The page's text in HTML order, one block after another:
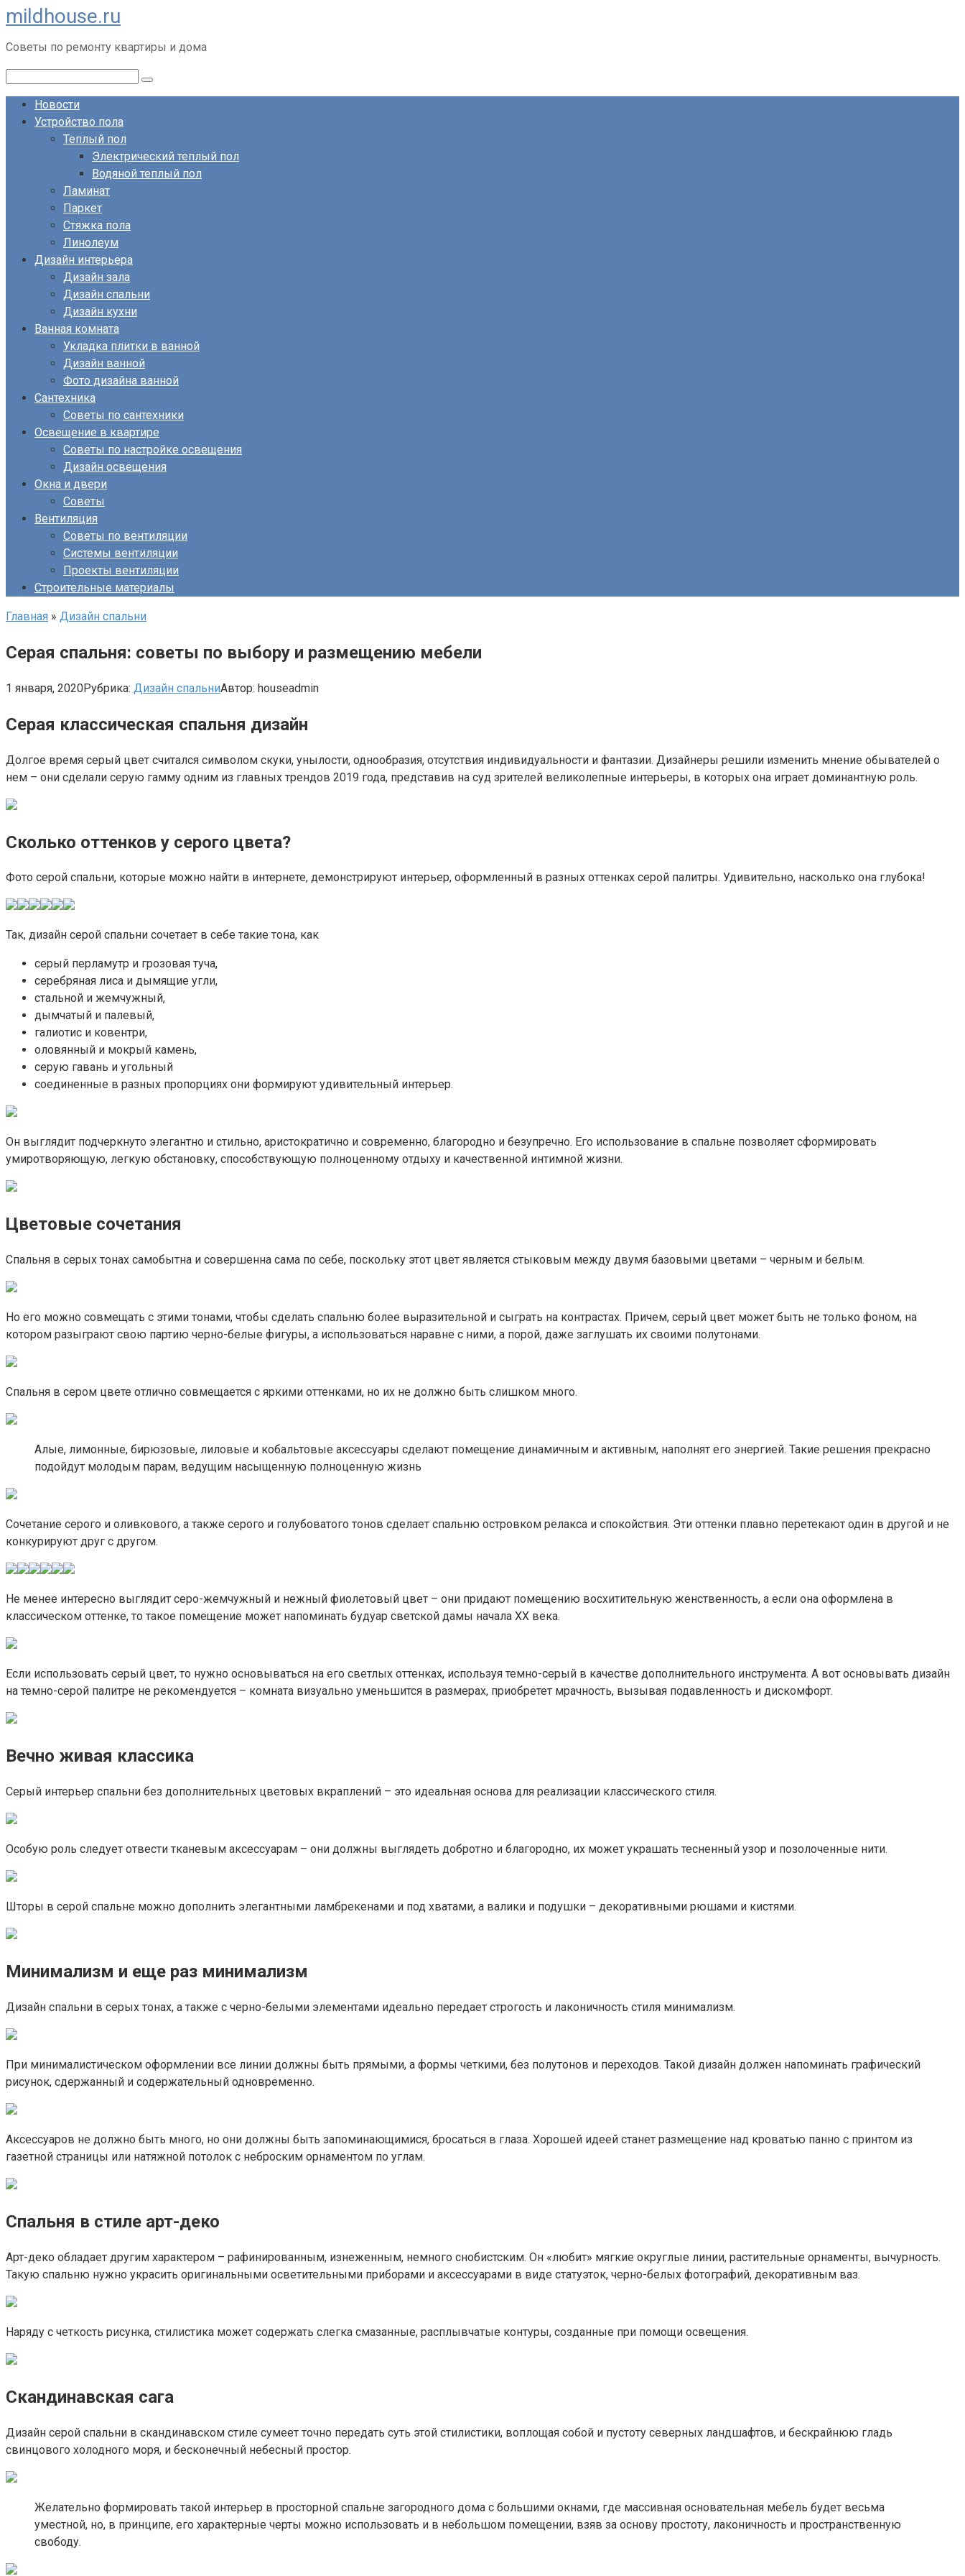
Перейти
к
контенту
mildhouse.ru
Советы по ремонту квартиры и дома
Новости
Устройство пола
Теплый пол
Электрический теплый пол
Водяной теплый пол
Ламинат
Паркет
Стяжка пола
Линолеум
Дизайн интерьера
Дизайн зала
Дизайн спальни
Дизайн кухни
Ванная комната
Укладка плитки в ванной
Дизайн ванной
Фото дизайна ванной
Сантехника
Советы по сантехники
Освещение в квартире
Советы по настройке освещения
Дизайн освещения
Окна и двери
Советы
Вентиляция
Советы по вентиляции
Системы вентиляции
Проекты вентиляции
Строительные материалы
Главная » Дизайн спальни
Серая спальня: советы по выбору и размещению мебели
1 января, 2020Рубрика: Дизайн спальниАвтор: houseadmin
Серая классическая спальня дизайн
Долгое время серый цвет считался символом скуки, унылости, однообразия, отсутствия индивидуальности и фантазии. Дизайнеры решили изменить мнение обывателей о
нем – они сделали серую гамму одним из главных трендов 2019 года, представив на суд зрителей великолепные интерьеры, в которых она играет доминантную роль.
Сколько оттенков у серого цвета?
Фото серой спальни, которые можно найти в интернете, демонстрируют интерьер, оформленный в разных оттенках серой палитры. Удивительно, насколько она глубока!
Так, дизайн серой спальни сочетает в себе такие тона, как
серый перламутр и грозовая туча,
серебряная лиса и дымящие угли,
стальной и жемчужный,
дымчатый и палевый,
галиотис и ковентри,
оловянный и мокрый камень,
серую гавань и угольный
соединенные в разных пропорциях они формируют удивительный интерьер.
Он выглядит подчеркнуто элегантно и стильно, аристократично и современно, благородно и безупречно. Его использование в спальне позволяет сформировать
умиротворяющую, легкую обстановку, способствующую полноценному отдыху и качественной интимной жизни.
Цветовые сочетания
Спальня в серых тонах самобытна и совершенна сама по себе, поскольку этот цвет является стыковым между двумя базовыми цветами – черным и белым.
Но его можно совмещать с этими тонами, чтобы сделать спальню более выразительной и сыграть на контрастах. Причем, серый цвет может быть не только фоном, на
котором разыграют свою партию черно-белые фигуры, а использоваться наравне с ними, а порой, даже заглушать их своими полутонами.
Спальня в сером цвете отлично совмещается с яркими оттенками, но их не должно быть слишком много.
Алые, лимонные, бирюзовые, лиловые и кобальтовые аксессуары сделают помещение динамичным и активным, наполнят его энергией. Такие решения прекрасно
подойдут молодым парам, ведущим насыщенную полноценную жизнь
Сочетание серого и оливкового, а также серого и голубоватого тонов сделает спальню островком релакса и спокойствия. Эти оттенки плавно перетекают один в другой и не
конкурируют друг с другом.
Не менее интересно выглядит серо-жемчужный и нежный фиолетовый цвет – они придают помещению восхитительную женственность, а если она оформлена в
классическом оттенке, то такое помещение может напоминать будуар светской дамы начала ХХ века.
Если использовать серый цвет, то нужно основываться на его светлых оттенках, используя темно-серый в качестве дополнительного инструмента. А вот основывать дизайн
на темно-серой палитре не рекомендуется – комната визуально уменьшится в размерах, приобретет мрачность, вызывая подавленность и дискомфорт.
Вечно живая классика
Серый интерьер спальни без дополнительных цветовых вкраплений – это идеальная основа для реализации классического стиля.
Особую роль следует отвести тканевым аксессуарам – они должны выглядеть добротно и благородно, их может украшать тесненный узор и позолоченные нити.
Шторы в серой спальне можно дополнить элегантными ламбрекенами и под хватами, а валики и подушки – декоративными рюшами и кистями.
Минимализм и еще раз минимализм
Дизайн спальни в серых тонах, а также с черно-белыми элементами идеально передает строгость и лаконичность стиля минимализм.
При минималистическом оформлении все линии должны быть прямыми, а формы четкими, без полутонов и переходов. Такой дизайн должен напоминать графический
рисунок, сдержанный и содержательный одновременно.
Аксессуаров не должно быть много, но они должны быть запоминающимися, бросаться в глаза. Хорошей идеей станет размещение над кроватью панно с принтом из
газетной страницы или натяжной потолок с неброским орнаментом по углам.
Спальня в стиле арт-деко
Арт-деко обладает другим характером – рафинированным, изнеженным, немного снобистским. Он «любит» мягкие округлые линии, растительные орнаменты, вычурность.
Такую спальню нужно украсить оригинальными осветительными приборами и аксессуарами в виде статуэток, черно-белых фотографий, декоративным ваз.
Наряду с четкость рисунка, стилистика может содержать слегка смазанные, расплывчатые контуры, созданные при помощи освещения.
Скандинавская сага
Дизайн серой спальни в скандинавском стиле сумеет точно передать суть этой стилистики, воплощая собой и пустоту северных ландшафтов, и бескрайнюю гладь
свинцового холодного моря, и бесконечный небесный простор.
Желательно формировать такой интерьер в просторной спальне загородного дома с большими окнами, где массивная основательная мебель будет весьма
уместной, но, в принципе, его характерные черты можно использовать и в небольшом помещении, взяв за основу простоту, лаконичность и пространственную
свободу.